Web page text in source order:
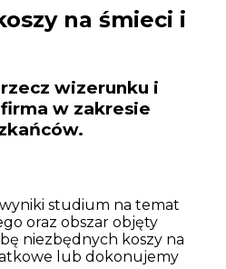
na śmieci i
wizerunku i
w zakresie
studium na temat
oraz obszar objęty
niezbędnych koszy na
lub dokonujemy